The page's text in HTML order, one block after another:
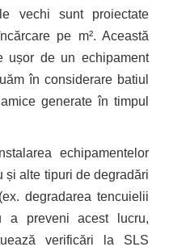
vechi sunt proiectate
pe m². Această
ușor de un echipament
în considerare batiul
generate în timpul
echipamentelor
și alte tipuri de degradări
degradarea tencuielii
a preveni acest lucru,
verificări la SLS